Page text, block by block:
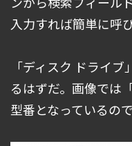
入力すれば簡単に呼
「ディスク ドライ
るはずだ。画像では
型番となっているの